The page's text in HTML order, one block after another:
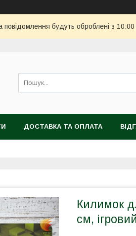
будуть оброблені з
ДОСТАВКА ТА ОПЛАТА
Килимок
см,